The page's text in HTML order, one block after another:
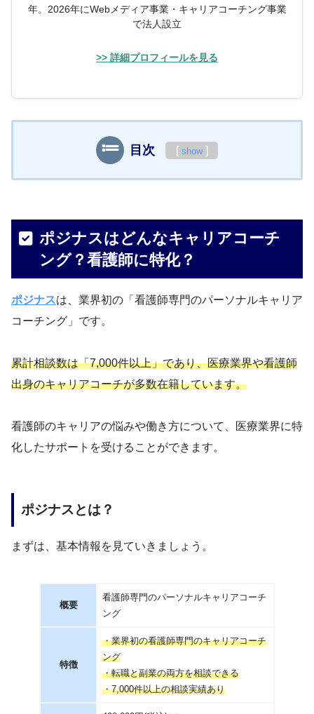
年。2026年にWebメディア事業・キャリアコーチング事業
で法人設立
>> 詳細プロフィールを見る
目次 [ show ]
ポジナスはどんなキャリアコーチ
ング？看護師に特化？
ポジナスは、業界初の「看護師専門のパーソナルキャリア
コーチング」です。
累計相談数は「7,000件以上」であり、医療業界や看護師
出身のキャリアコーチが多数在籍しています。
看護師のキャリアの悩みや働き方について、医療業界に特
化したサポートを受けることができます。
ポジナスとは？
まずは、基本情報を見ていきましょう。
概要
看護師専門のパーソナルキャリアコーチ
ング
特徴
・業界初の看護師専門のキャリアコーチ
ング
・転職と副業の両方を相談できる
・7,000件以上の相談実績あり